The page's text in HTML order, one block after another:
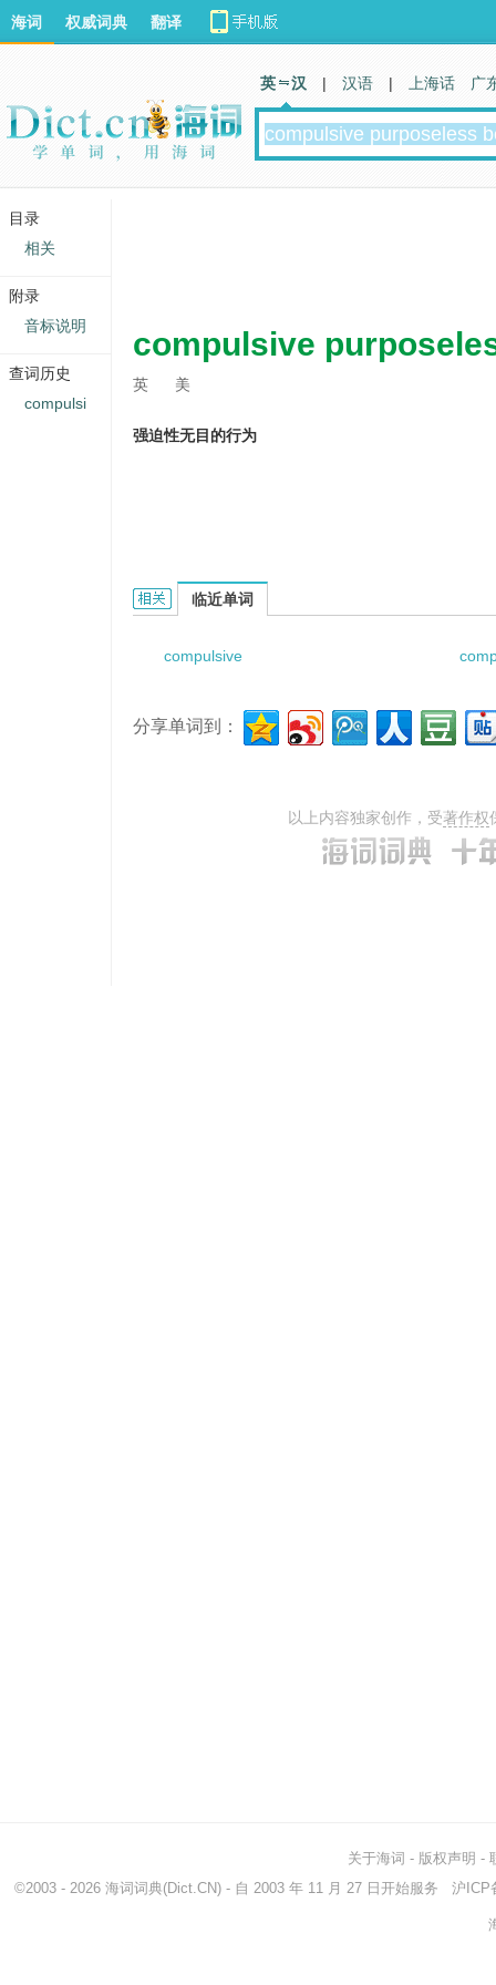
compulsive
英 美
强迫性无目的行为
Compulsive purposeless behavior的相关资料：
临近单词
compulsive
分享单词到：
以上内容独家创作，受著作权
海词 权威词典 翻译
英 汉 | 汉语 | 上海话 广
关于海词 - 版权声明 -
©2003 - 2026 海词词典(Dict.CN) - 自 2003 年 11 月 27 日开始服务 沪ICP
目录
相关
附录
音标说明
查词历史
compulsi